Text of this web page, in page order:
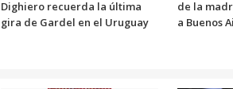
Dighiero recuerda la última
gira de Gardel en el Uruguay
de la
a Buenos